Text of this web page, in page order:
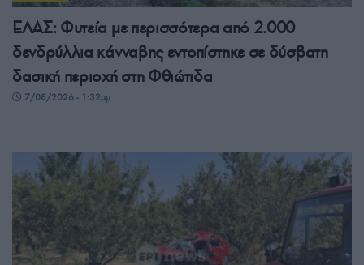
ΕΛΑΣ: Φυτεία με περισσότερα από 2.000
δενδρύλλια κάνναβης εντοπίστηκε σε δύσβατη
δασική περιοχή στη Φθιώτιδα
7/08/2026 - 1:32μμ